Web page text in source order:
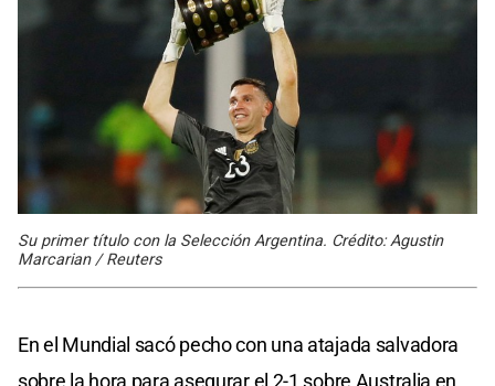
Su primer título con la Selección Argentina. Crédito: Agustin
Marcarian / Reuters
En el Mundial sacó pecho con una atajada salvadora